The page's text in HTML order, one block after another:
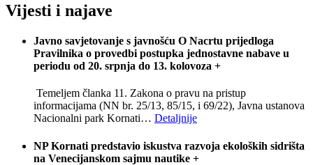
Vijesti i najave
Javno savjetovanje s javnošću O Nacrtu prijedloga
Pravilnika o provedbi postupka jednostavne nabave u
periodu od 20. srpnja do 13. kolovoza +
Temeljem članka 11. Zakona o pravu na pristup
informacijama (NN br. 25/13, 85/15, i 69/22), Javna ustanova
Nacionalni park Kornati… Detaljnije
NP Kornati predstavio iskustva razvoja ekoloških sidrišta
na Venecijanskom sajmu nautike +